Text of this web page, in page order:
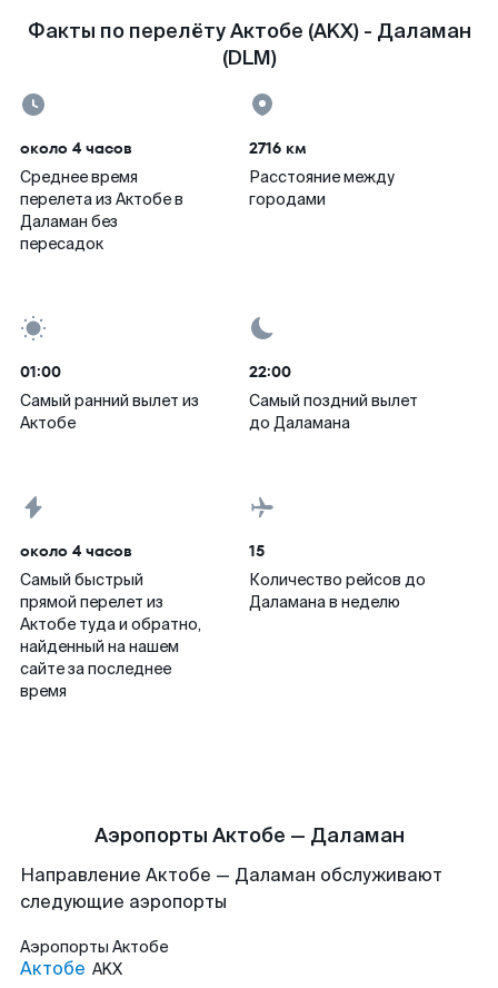
Факты по перелёту Актобе (AKX) - Даламан
(DLM)
около 4 часов
Среднее время
перелета из Актобе в
Даламан без
пересадок
2716 км
Расстояние между
городами
01:00
Самый ранний вылет из
Актобе
22:00
Самый поздний вылет
до Даламана
около 4 часов
Самый быстрый
прямой перелет из
Актобе туда и обратно,
найденный на нашем
сайте за последнее
время
15
Количество рейсов до
Даламана в неделю
Аэропорты Актобе — Даламан
Направление Актобе — Даламан обслуживают
следующие аэропорты
Аэропорты Актобе
Актобе AKX